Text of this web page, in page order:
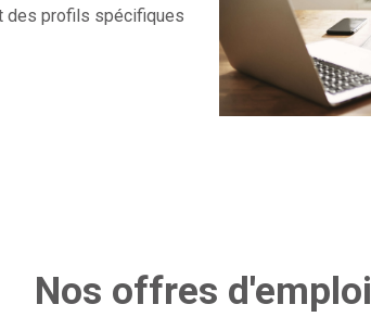
des profils spécifiques
Nos offres d'emploi